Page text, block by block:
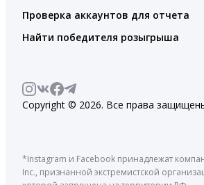
Проверка аккаунтов для отчета
Найти победителя розыгрыша
Copyright © 2026. Все права
*Instagram и Facebook принадлежат
Inc., признанной экстремистской